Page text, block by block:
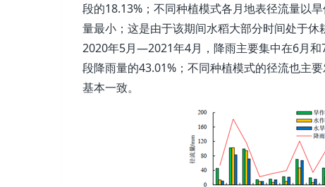
段的18.13%；不同种植模式各月地表径流量以
量最小；这是由于该期间水稻大部分时间处于
2020年5月—2021年4月，降雨主要集中在6月
段降雨量的43.01%；不同种植模式的径流也主
基本一致。